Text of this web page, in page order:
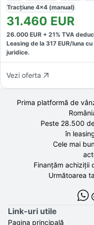
Tracțiune 4x4 (manual)
31.460 EUR
26.000 EUR + 21% TVA
Leasing de la 317 EUR/luna cu
juridice.
Vezi oferta
Prima platformă de
Peste 28.500
în
Cele mai
Finanțăm achiziții
Următoarea
Link-uri utile
Pagina principală